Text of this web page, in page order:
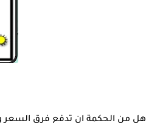
هل من الحكمة ان تدفع فرق السعر